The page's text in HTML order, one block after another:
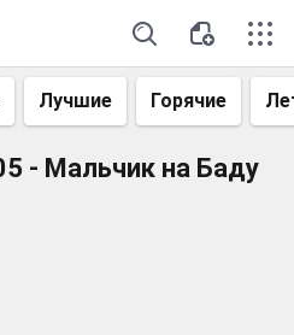
Лучшие Горячие
- Мальчик на Баду